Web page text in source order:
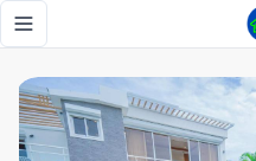
Toggle navigation menu
SE VENDE HERMOSA VILLA